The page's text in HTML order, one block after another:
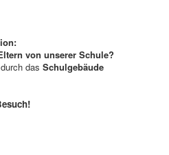
von unserer Schule?
das Schulgebäude